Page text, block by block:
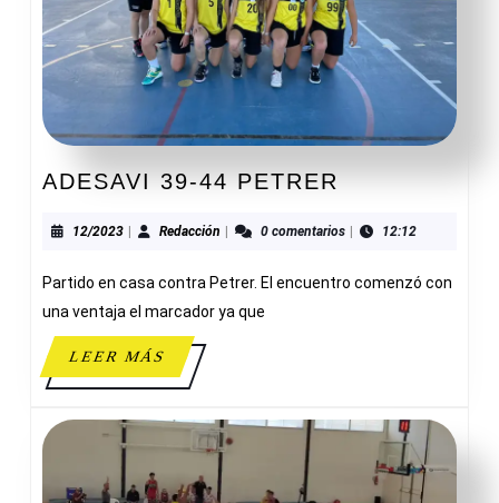
ADESAVI 39-44 PETRER
44
12/202312/2023Redacción Redacción0 comentarios 12:12
Partido en casa contra Petrer. El encuentro comenzó con
una ventaja el marcador ya que
LEER MÁSLEER
MÁS